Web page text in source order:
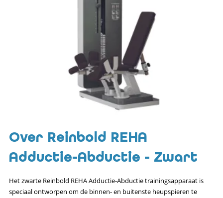
Over Reinbold REHA
Adductie-Abductie - Zwart
Het zwarte Reinbold REHA Adductie-Abductie trainingsapparaat is
speciaal ontworpen om de binnen- en buitenste heupspieren te